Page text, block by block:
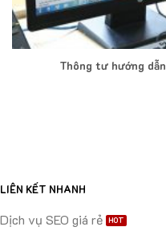
Thông tư hướng
LIÊN KẾT NHANH
Dịch vụ SEO giá rẻ